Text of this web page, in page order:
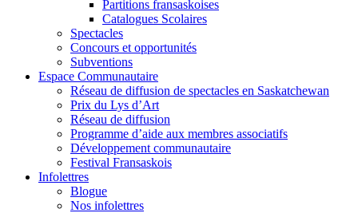
Partitions fransaskoises
Catalogues Scolaires
Spectacles
Concours et opportunités
Subventions
Espace Communautaire
Réseau de diffusion de spectacles en Saskatchewan
Prix du Lys d’Art
Réseau de diffusion
Programme d’aide aux membres associatifs
Développement communautaire
Festival Fransaskois
Infolettres
Blogue
Nos infolettres